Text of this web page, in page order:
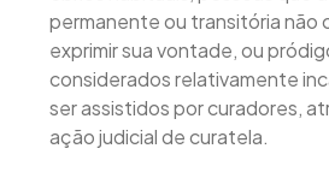
permanente ou transitória não
exprimir sua vontade, ou
considerados relativamente
ser assistidos por curadores,
ação judicial de curatela.